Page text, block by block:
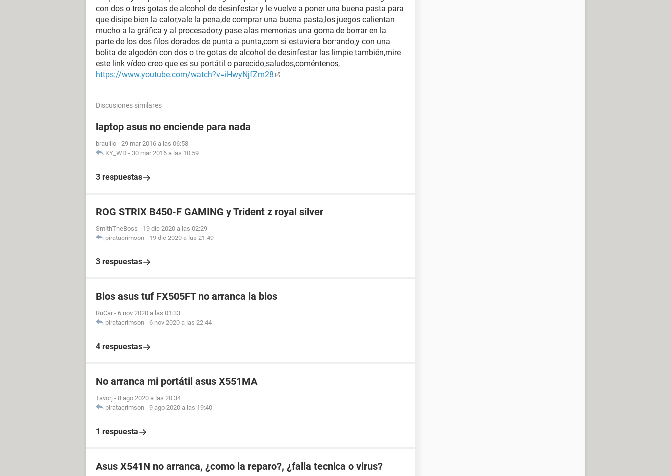
con dos o tres gotas de alcohol de desinfestar y le vuelve a poner una buena pasta para
que disipe bien la calor,vale la pena,de comprar una buena pasta,los juegos calientan
mucho a la gráfica y al procesador,y pase alas memorias una goma de borrar en la
parte de los dos filos dorados de punta a punta,com si estuviera borrando,y con una
bolita de algodón con dos o tre gotas de alcohol de desinfestar las limpie también,mire
este link vídeo creo que es su portátil o parecido,saludos,coméntenos,
https://www.youtube.com/watch?v=iHwyNjfZm28
Discusiones similares
laptop asus no enciende para nada
brauliio - 29 mar 2016 a las 06:58
KY_WD - 30 mar 2016 a las 10:59
3 respuestas
ROG STRIX B450-F GAMING y Trident z royal silver
SmithTheBoss - 19 dic 2020 a las 02:29
piratacrimson - 19 dic 2020 a las 21:49
3 respuestas
Bios asus tuf FX505FT no arranca la bios
RuCar - 6 nov 2020 a las 01:33
piratacrimson - 6 nov 2020 a las 22:44
4 respuestas
No arranca mi portátil asus X551MA
Tavorj - 8 ago 2020 a las 20:34
piratacrimson - 9 ago 2020 a las 19:40
1 respuesta
Asus X541N no arranca, ¿como la reparo?, ¿falla tecnica o virus?